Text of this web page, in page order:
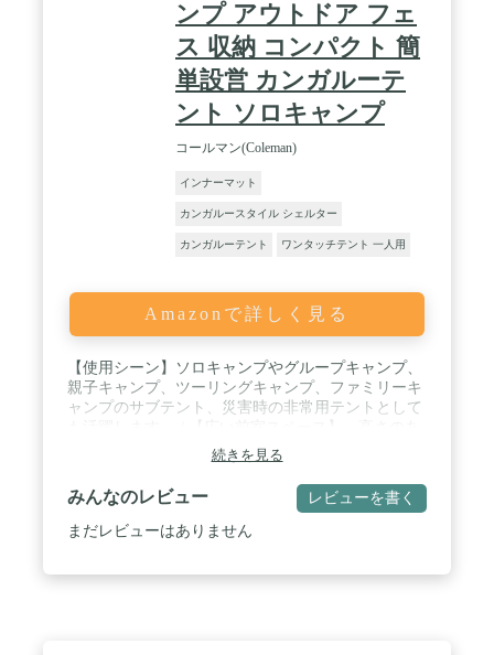
ンプ アウトドア フェ
ス 収納 コンパクト 簡
単設営 カンガルーテ
ント ソロキャンプ
コールマン(Coleman)
インナーマット
カンガルースタイル シェルター
カンガルーテント ワンタッチテント 一人用
Amazonで詳しく見る
【使用シーン】ソロキャンプやグループキャンプ、
親子キャンプ、ツーリングキャンプ、ファミリーキ
ャンプのサブテント、災害時の非常用テントとして
るフロントポールにより、快適な前室スペースを確
保。雨の日でも快適に使用でき、テント内に入らな
い荷物も置くことができます。 / 【ベンチレーシ
ョン】 温まった空気を排出するベンチレーション
をテント上部に装備しているので、蒸れにくく結露
続きを見る
みんなのレビュー レビューを書く
まだレビューはありません